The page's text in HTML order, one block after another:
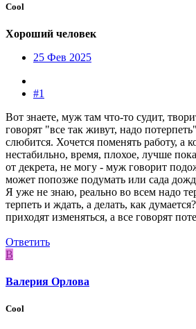
Cool
Хороший человек
25 Фев 2025
#1
Вот знаете, муж там что-то судит,
говорят "все так живут, надо
слюбится. Хочется поменять работу, а
нестабильно, время, плохое, лучше
от декрета, не могу - муж говорит
может попозже подумать или сада
Я уже не знаю, реально во всем надо
терпеть и ждать, а делать, как
приходят изменяться, а все говорят
Ответить
В
Валерия Орлова
Cool